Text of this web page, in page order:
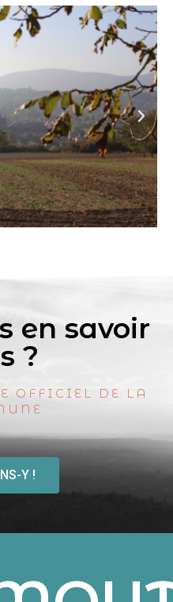
en savoir
?
OFFICIEL DE LA
Y !